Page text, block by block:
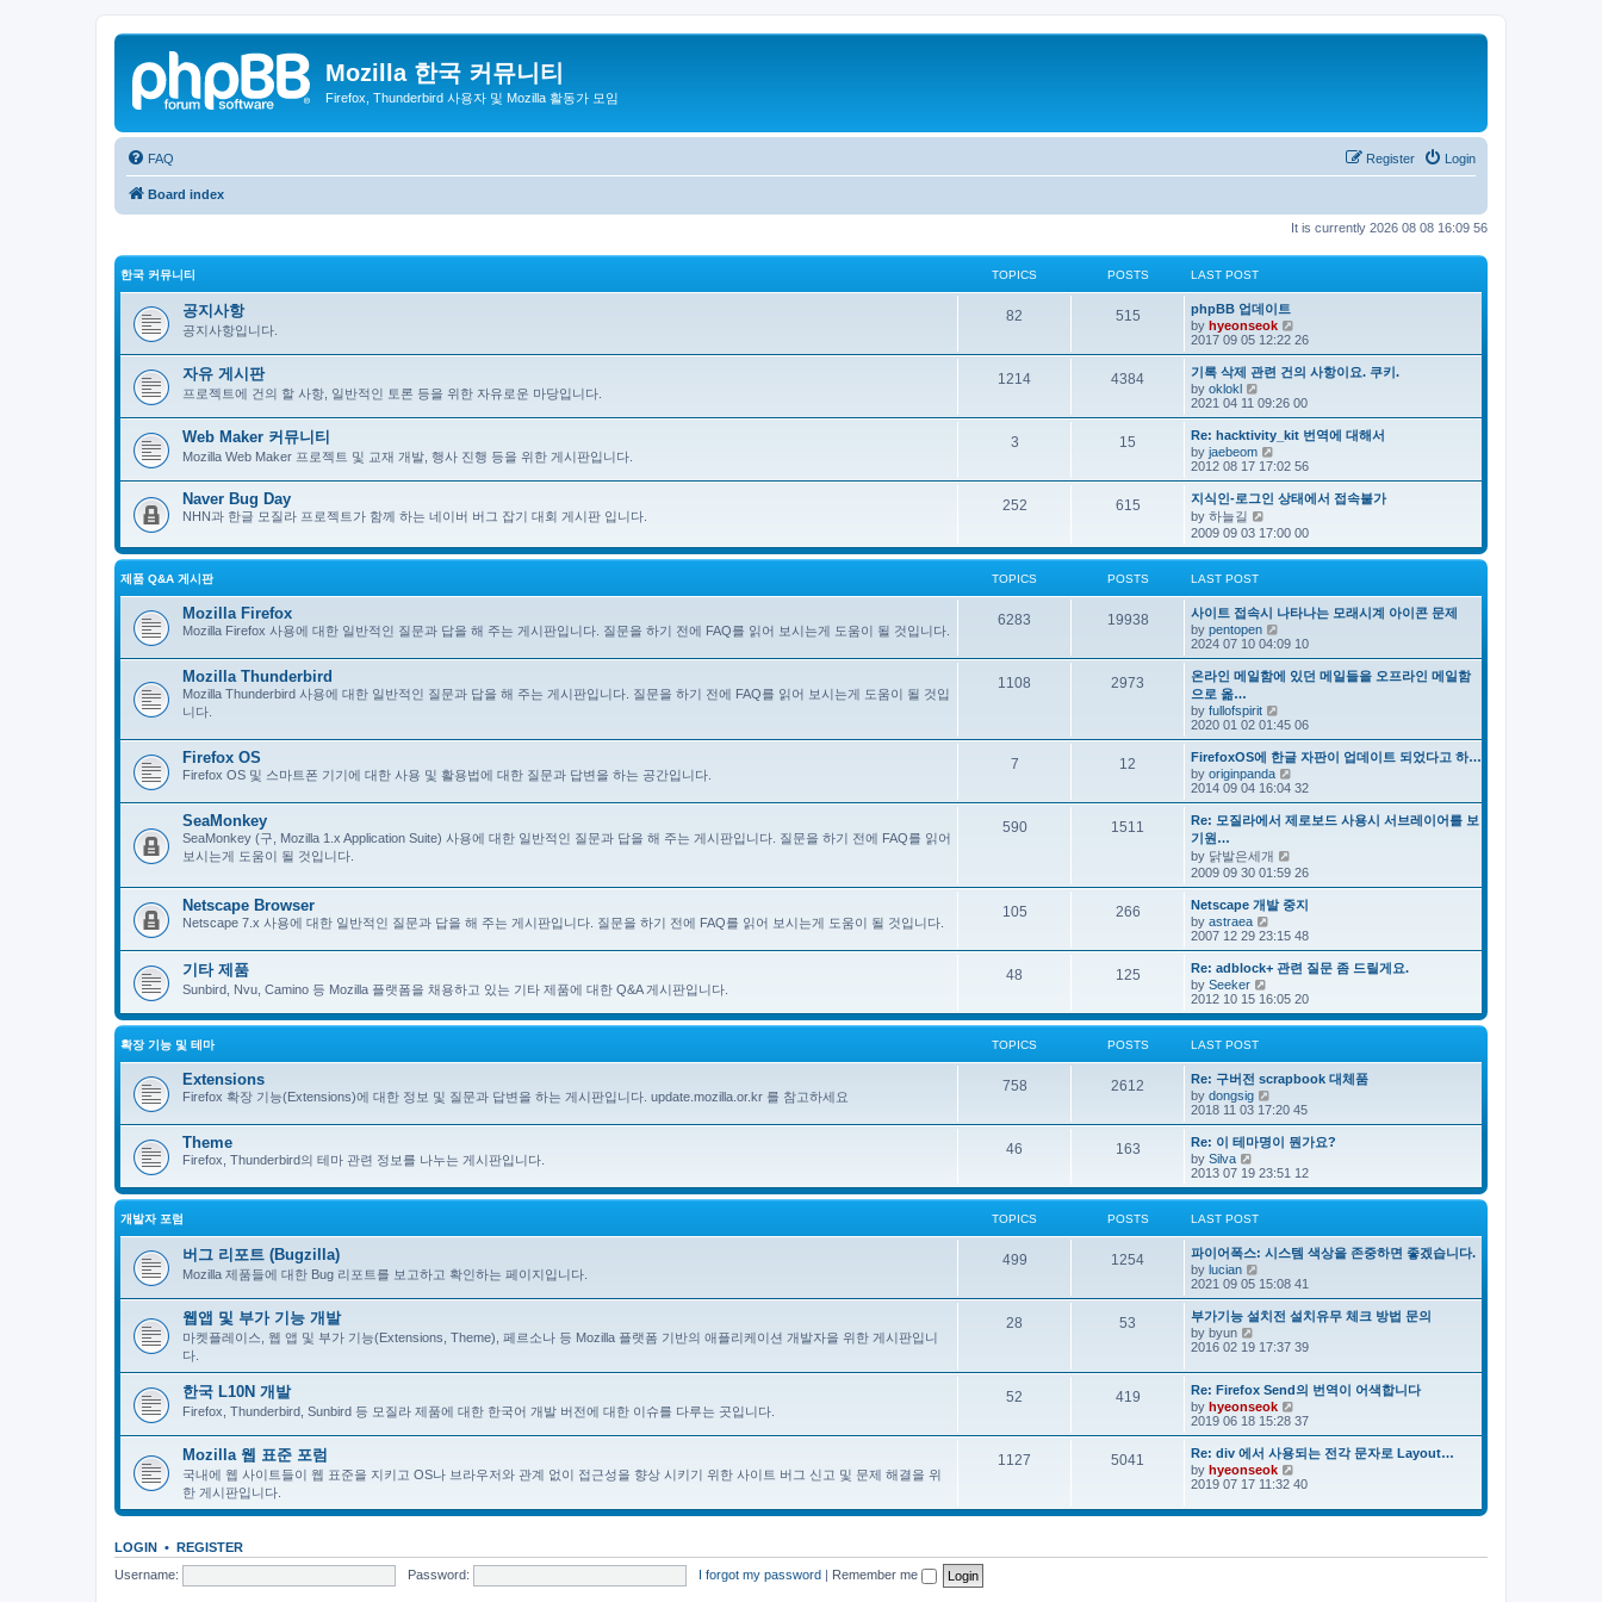
Mozilla 한국 커뮤니티
Firefox, Thunderbird 사용자 및 Mozilla 활동가 모임
FAQ Login
Register
Board index
It is currently 2026 08 08 16:09 56
한국 커뮤니티 TOPICS POSTS LAST POST
공지사항
공지사항입니다.
82 515
phpBB 업데이트
by hyeonseok
i
e
w
t
h
e
l
a
e
s
t
p
s
t
2017 09 05 12:22 26
자유 게시판
프로젝트에 건의 할 사항, 일반적인 토론 등을 위한 자유로운 마당입니다.
1214 4384
기록 삭제 관련 건의 사항이요. 쿠키.
by oklokl
i
e
w
t
h
e
l
a
t
e
s
t
s
t
2021 04 11 09:26 00
Web Maker 커뮤니티
Mozilla Web Maker 프로젝트 및 교재 개발, 행사 진행 등을 위한 게시판입니다.
3 15
Re: hacktivity_kit 번역에 대해서
by jaebeom
i
e
w
e
l
a
e
s
t
p
o
s
t
2012 08 17 17:02 56
Naver Bug Day
NHN과 한글 모질라 프로젝트가 함께 하는 네이버 버그 잡기 대회 게시판 입니다.
252 615
지식인-로그인 상태에서 접속불가
by 하늘길
i
w
e
l
a
t
e
s
t
o
s
t
2009 09 03 17:00 00
제품 Q&A 게시판 TOPICS POSTS LAST POST
Mozilla Firefox
Mozilla Firefox 사용에 대한 일반적인 질문과 답을 해 주는 게시판입니다. 질문을 하기 전에 FAQ를 읽어 보시는게 도움이 될 것입니다.
6283 19938
사이트 접속시 나타나는 모래시계 아이콘 문제
by pentopen
i
e
w
t
l
a
t
e
s
t
p
o
t
2024 07 10 04:09 10
Mozilla Thunderbird
Mozilla Thunderbird 사용에 대한 일반적인 질문과 답을 해 주는 게시판입니다. 질문을 하기 전에 FAQ를 읽어 보시는게 도움이 될 것입
니다.
1108 2973
온라인 메일함에 있던 메일들을 오프라인 메일함
으로 옮…
by fullofspirit
i
e
w
t
h
e
l
a
e
s
t
o
t
2020 01 02 01:45 06
Firefox OS
Firefox OS 및 스마트폰 기기에 대한 사용 및 활용법에 대한 질문과 답변을 하는 공간입니다.
7 12
FirefoxOS에 한글 자판이 업데이트 되었다고 하…
by originpanda
i
e
w
t
l
a
t
e
s
o
t
2014 09 04 16:04 32
SeaMonkey
SeaMonkey (구, Mozilla 1.x Application Suite) 사용에 대한 일반적인 질문과 답을 해 주는 게시판입니다. 질문을 하기 전에 FAQ를 읽어
보시는게 도움이 될 것입니다.
590 1511
Re: 모질라에서 제로보드 사용시 서브레이어를 보
기원…
by 닭발은세개
w
t
e
l
a
e
s
t
t
2009 09 30 01:59 26
Netscape Browser
Netscape 7.x 사용에 대한 일반적인 질문과 답을 해 주는 게시판입니다. 질문을 하기 전에 FAQ를 읽어 보시는게 도움이 될 것입니다.
105 266
Netscape 개발 중지
by astraea
i
e
w
t
h
e
l
e
s
p
s
t
2007 12 29 23:15 48
기타 제품
Sunbird, Nvu, Camino 등 Mozilla 플랫폼을 채용하고 있는 기타 제품에 대한 Q&A 게시판입니다.
48 125
Re: adblock+ 관련 질문 좀 드릴게요.
by Seeker
i
e
w
l
a
t
e
s
p
s
2012 10 15 16:05 20
확장 기능 및 테마 TOPICS POSTS LAST POST
Extensions
Firefox 확장 기능(Extensions)에 대한 정보 및 질문과 답변을 하는 게시판입니다. update.mozilla.or.kr 를 참고하세요
758 2612
Re: 구버전 scrapbook 대체품
by dongsig
i
e
w
h
e
l
e
s
p
s
t
2018 11 03 17:20 45
Theme
Firefox, Thunderbird의 테마 관련 정보를 나누는 게시판입니다.
46 163
Re: 이 테마명이 뭔가요?
by Silva
i
e
w
t
l
a
t
e
s
p
s
t
2013 07 19 23:51 12
개발자 포럼 TOPICS POSTS LAST POST
버그 리포트 (Bugzilla)
Mozilla 제품들에 대한 Bug 리포트를 보고하고 확인하는 페이지입니다.
499 1254
파이어폭스: 시스템 색상을 존중하면 좋겠습니다.
by lucian
i
e
w
t
h
e
a
t
e
s
t
p
o
s
2021 09 05 15:08 41
웹앱 및 부가 기능 개발
마켓플레이스, 웹 앱 및 부가 기능(Extensions, Theme), 페르소나 등 Mozilla 플랫폼 기반의 애플리케이션 개발자을 위한 게시판입니
다.
28 53
부가기능 설치전 설치유무 체크 방법 문의
by byun
i
w
t
h
e
a
t
e
s
p
t
2016 02 19 17:37 39
한국 L10N 개발
Firefox, Thunderbird, Sunbird 등 모질라 제품에 대한 한국어 개발 버전에 대한 이슈를 다루는 곳입니다.
52 419
Re: Firefox Send의 번역이 어색합니다
by hyeonseok
i
e
w
t
h
e
a
s
2019 06 18 15:28 37
Mozilla 웹 표준 포럼
국내에 웹 사이트들이 웹 표준을 지키고 OS나 브라우저와 관계 없이 접근성을 향상 시키기 위한 사이트 버그 신고 및 문제 해결을 위
한 게시판입니다.
1127 5041
Re: div 에서 사용되는 전각 문자로 Layout…
by hyeonseok
i
w
e
2019 07 17 11:32 40
LOGIN • REGISTER
Username:
Password: I forgot my password | Remember me